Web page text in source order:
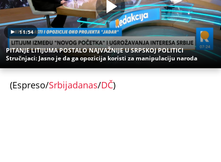
11:54
PITANJE LITIJUMA POSTALO NAJVAŽNIJE U SRPSKOJ POLITICI
Stručnjaci: Jasno je da ga opozicija koristi za manipulaciju naroda
(Espreso/Srbijadanas/DČ)